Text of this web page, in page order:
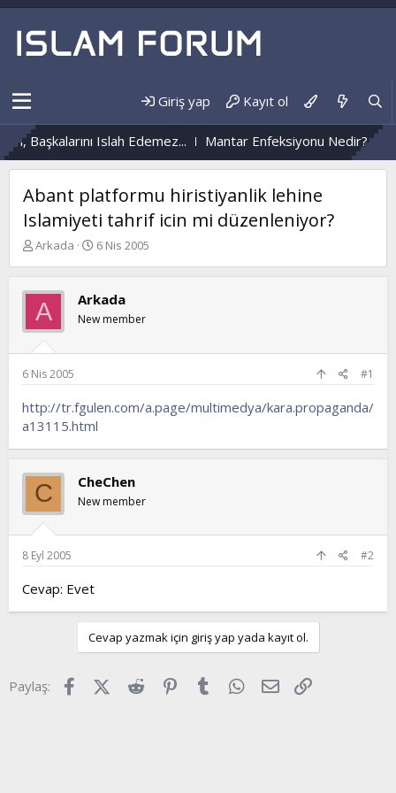
Giriş yap Kayıt ol
Başkalarını Islah Edemez... Mantar Enfeksiyonu Nedir?
Abant platformu hiristiyanlik lehine
Islamiyeti tahrif icin mi düzenleniyor?
K
b
u
y
u
b
a
l
a
t
a
Arkada
B
l
a
n
ı
a
r
i
h
6 Nis 2005
A Arkada
New member
6 Nis 2005 #1
http://tr.fgulen.com/a.page/multimedya/kara.propaganda/
a13115.html
C CheChen
New member
8 Eyl 2005 #2
Cevap: Evet
Cevap yazmak için giriş yap yada kayıt ol.
Paylaş: FacebookX (Twitter)
Reddit Pinterest
Tumblr WhatsApp
E-posta